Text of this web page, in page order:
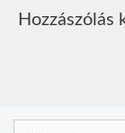
Hozzászólás